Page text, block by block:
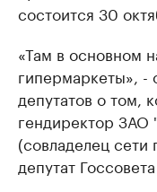
состоится 30
«Там в основном
гипермаркеты», -
депутатов о том,
гендиректор
(совладелец
депутат